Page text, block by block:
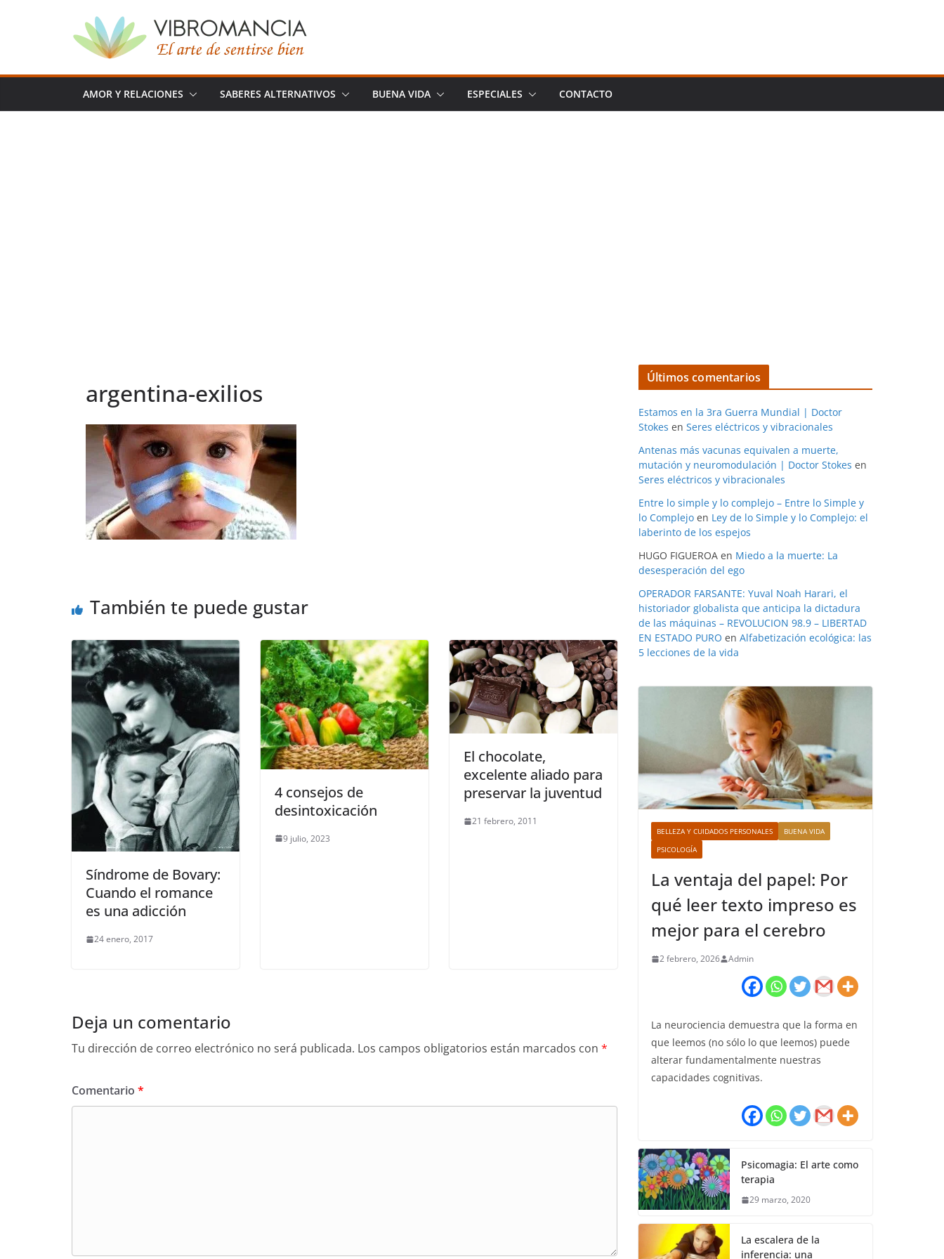
AMOR Y RELACIONES SABERES ALTERNATIVOS BUENA VIDA ESPECIALES CONTACTO
argentina-exilios
También te puede gustar
Síndrome de Bovary:
Cuando el romance
es una adicción
24 enero, 2017
4 consejos de
desintoxicación
9 julio, 2023
El chocolate,
excelente aliado para
preservar la juventud
21 febrero, 2011
Deja un comentario
Tu dirección de correo electrónico no será publicada. Los campos obligatorios están marcados con *
Comentario *
Últimos comentarios
Estamos en la 3ra Guerra Mundial | Doctor
Stokes en Seres eléctricos y vibracionales
Antenas más vacunas equivalen a muerte,
mutación y neuromodulación | Doctor Stokes en
Seres eléctricos y vibracionales
Entre lo simple y lo complejo – Entre lo Simple y
lo Complejo en Ley de lo Simple y lo Complejo: el
laberinto de los espejos
HUGO FIGUEROA en Miedo a la muerte: La
desesperación del ego
OPERADOR FARSANTE: Yuval Noah Harari, el
historiador globalista que anticipa la dictadura
de las máquinas – REVOLUCION 98.9 – LIBERTAD
EN ESTADO PURO en Alfabetización ecológica: las
5 lecciones de la vida
BELLEZA Y CUIDADOS PERSONALES
BUENA VIDA
PSICOLOGÍA
La ventaja del papel: Por
qué leer texto impreso es
mejor para el cerebro
2 febrero, 2026 Admin
La neurociencia demuestra que la forma en
que leemos (no sólo lo que leemos) puede
alterar fundamentalmente nuestras
capacidades cognitivas.
Psicomagia: El arte como
terapia
29 marzo, 2020
La escalera de la
inferencia: una